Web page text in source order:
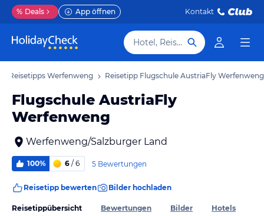
% Deals App öffnen Kontakt
Hotel, Reiseziel
Reisetipps Werfenweng Reisetipp Flugschule AustriaFly Werfenweng
Flugschule AustriaFly
Werfenweng
Werfenweng/Salzburger Land
100% 6 / 6 5 Bewertungen
Reisetipp bewerten Bilder hochladen
Reisetippübersicht Bewertungen Bilder Hotels